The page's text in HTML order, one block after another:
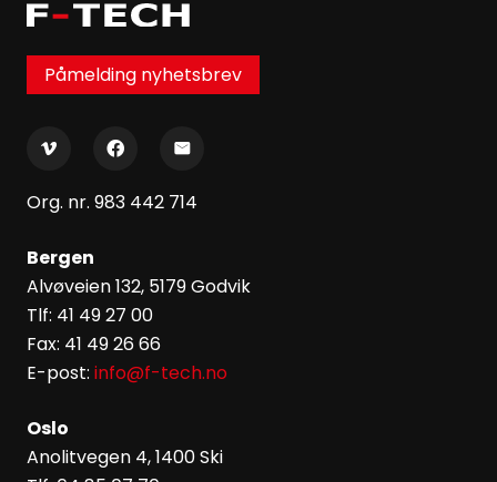
Påmelding nyhetsbrev
Org. nr. 983 442 714
Bergen
Alvøveien 132, 5179 Godvik
Tlf: 41 49 27 00
Fax: 41 49 26 66
E-post: info@f-tech.no
Oslo
Anolitvegen 4, 1400 Ski